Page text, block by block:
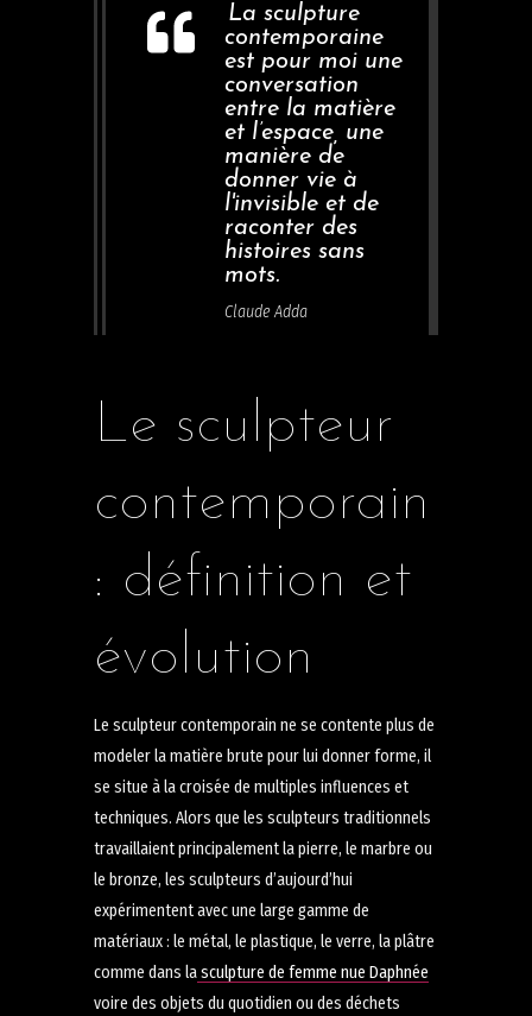
La sculpture
contemporaine
est pour moi une
conversation
entre la matière
et l’espace, une
manière de
donner vie à
l'invisible et de
raconter des
histoires sans
mots.
Claude Adda
Le sculpteur
contemporain
: définition et
évolution
Le sculpteur contemporain ne se contente plus de
modeler la matière brute pour lui donner forme, il
se situe à la croisée de multiples influences et
techniques. Alors que les sculpteurs traditionnels
travaillaient principalement la pierre, le marbre ou
le bronze, les sculpteurs d’aujourd’hui
expérimentent avec une large gamme de
matériaux : le métal, le plastique, le verre, la plâtre
comme dans lasculpture de femme nue Daphnée
voire des objets du quotidien ou des déchets